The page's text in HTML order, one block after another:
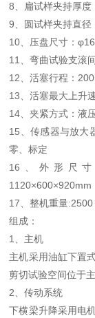
8、扁试样夹持厚度
9、圆试样夹持直
10、压盘尺寸：
11、弯曲试验支滚
12、活塞行程：
13、活塞最大上升
14、夹紧方式：液
15、传感器与放大
零、标定
16、外形尺寸
1120×600×920mm
17、整机重量:2500
组成：
1、主机
主机采用油缸下置
剪切试验空间位于
2、传动系统
下横梁升降采用电